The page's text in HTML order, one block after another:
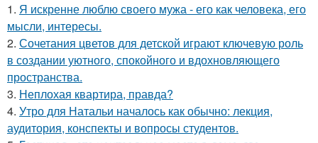
1. Я искренне люблю своего мужа - его как человека, его
мысли, интересы.
2. Сочетания цветов для детской играют ключевую роль
в создании уютного, спокойного и вдохновляющего
пространства.
3. Неплохая квартира, правда?
4. Утро для Натальи началось как обычно: лекция,
аудитория, конспекты и вопросы студентов.